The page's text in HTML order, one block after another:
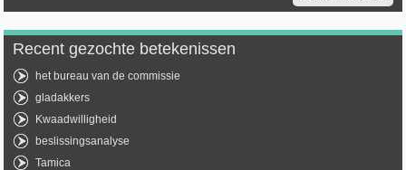
Recent gezochte betekenissen
het bureau van de commissie
gladakkers
Kwaadwilligheid
beslissingsanalyse
Tamica